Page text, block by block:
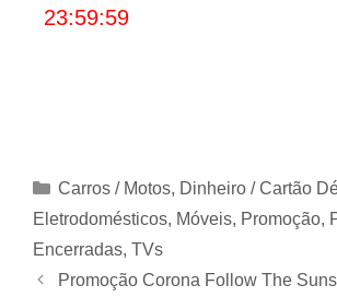
23:59:59
Categorias
Carros / Motos, Dinheiro / Cartão
Eletrodomésticos, Móveis, Promoção,
Encerradas, TVs
Promoção Corona Follow The